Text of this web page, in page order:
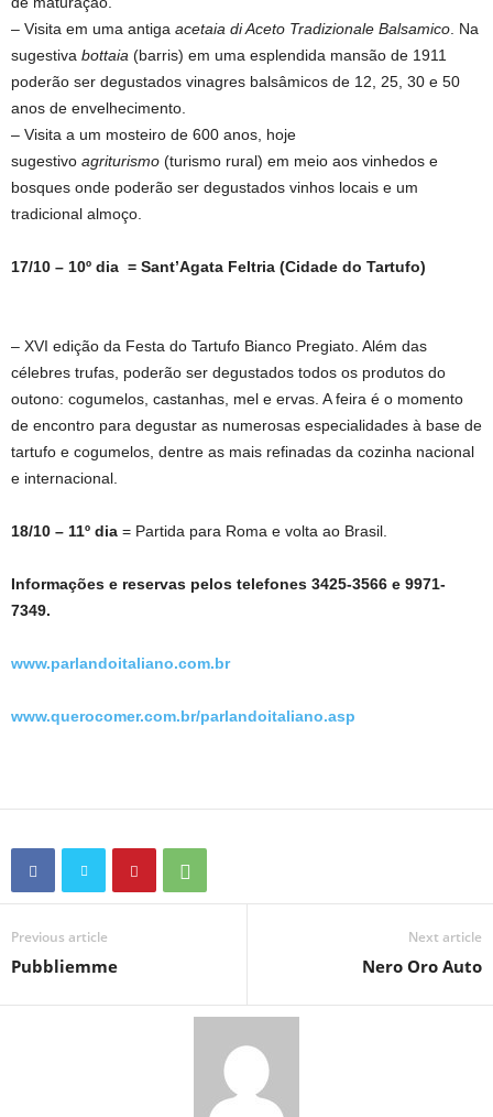
– Visita em uma antiga acetaia di Aceto Tradizionale Balsamico . Na
sugestiva bottaia (barris) em uma esplendida mansão de 1911
poderão ser degustados vinagres balsâmicos de 12, 25, 30 e 50
anos de envelhecimento.
– Visita a um mosteiro de 600 anos, hoje
sugestivo agriturismo (turismo rural) em meio aos vinhedos e
bosques onde poderão ser degustados vinhos locais e um
tradicional almoço.
17/10 – 10º dia = Sant’Agata Feltria (Cidade do Tartufo)
– XVI edição da Festa do Tartufo Bianco Pregiato. Além das
célebres trufas, poderão ser degustados todos os produtos do
outono: cogumelos, castanhas, mel e ervas. A feira é o momento
de encontro para degustar as numerosas especialidades à base de
tartufo e cogumelos, dentre as mais refinadas da cozinha nacional
e internacional.
18/10 – 11º dia = Partida para Roma e volta ao Brasil.
Informações e reservas pelos telefones 3425-3566 e 9971-
7349.
www.parlandoitaliano.com.br
www.querocomer.com.br/parlandoitaliano.asp
Previous article
Pubbliemme
Next article
Nero Oro Auto